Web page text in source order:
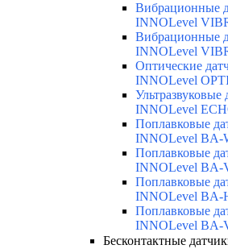
Вибрационные
INNOLevel
Вибрационные
INNOLevel
Оптические
INNOLevel
Ультразвуковые
INNOLevel
Поплавковые
INNOLevel BA-
Поплавковые
INNOLevel BA-
Поплавковые
INNOLevel BA-
Поплавковые
INNOLevel BA-
Бесконтактные